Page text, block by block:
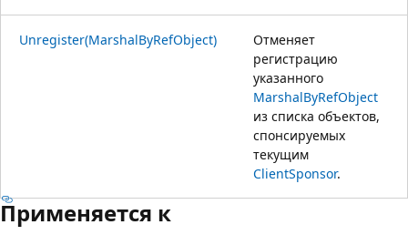
Unregister(MarshalByRefObject)
Отменяет
регистрацию
указанного
MarshalByRefObject
из списка объектов,
спонсируемых
текущим
ClientSponsor.
Применяется к